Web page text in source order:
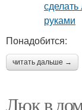
Понадобится:
читать дальше →
Люк в